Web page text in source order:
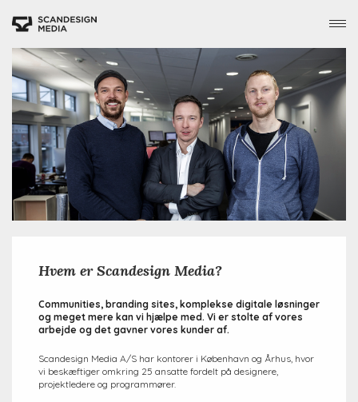
Hvem er Scandesign Media?
Communities, branding sites, komplekse digitale løsninger
og meget mere kan vi hjælpe med. Vi er stolte af vores
arbejde og det gavner vores kunder af.
Scandesign Media A/S har kontorer i København og Århus, hvor
vi beskæftiger omkring 25 ansatte fordelt på designere,
projektledere og programmører.